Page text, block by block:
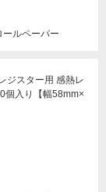
ルペーパー
ジスター用 感熱レ
個入り【幅58mm×